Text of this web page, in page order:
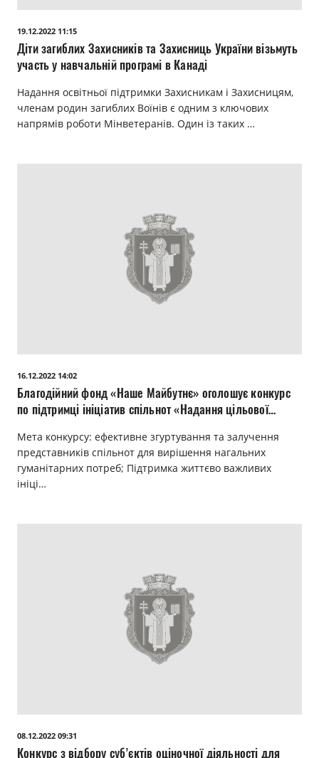
19.12.2022 11:15
Діти загиблих Захисників та Захисниць України візьмуть
участь у навчальній програмі в Канаді
Надання освітньої підтримки Захисникам і Захисницям,
членам родин загиблих Воїнів є одним з ключових
напрямів роботи Мінветеранів. Один із таких …
16.12.2022 14:02
Благодійний фонд «Наше Майбутнє» оголошує конкурс
по підтримці ініціатив спільнот «Надання цільової
Мета конкурсу: ефективне згуртування та залучення
представників спільнот для вирішення нагальних
гуманітарних потреб; Підтримка життєво важливих
ініці…
08.12.2022 09:31
Конкурс з відбору суб’єктів оціночної діяльності для